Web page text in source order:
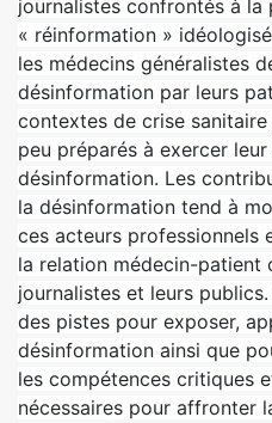
journalistes confrontés à la
« réinformation »
les médecins généralistes
désinformation par leurs
contextes de crise
peu préparés à exercer
désinformation. Les
la désinformation tend à
ces acteurs professionnels
la relation médecin-patient
journalistes et leurs
des pistes pour exposer,
désinformation ainsi que
les compétences critiques
nécessaires pour affronter